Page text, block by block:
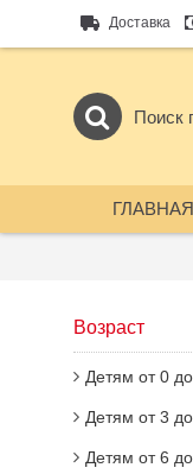
Доставка
ГЛАВНАЯ
Возраст
Детям от 0
Детям от 3
Детям от 6